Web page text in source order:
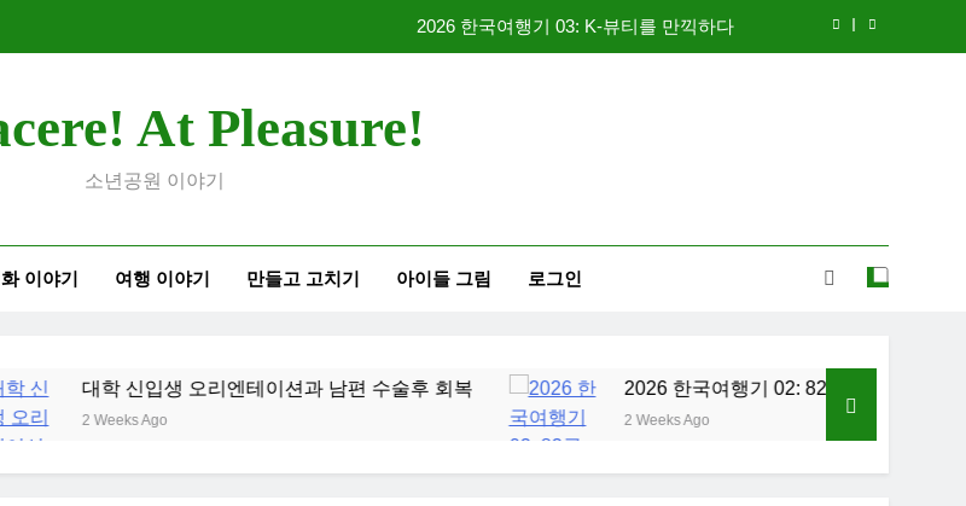
2026 한국여행기 03: K-뷰티를 만끽하다
2026 한국여행기 02: 82쿡 덕분에 만난 사람들
대학 신입생 오리엔테이션과 남편 수술후 회복
At Pleasure!
소년공원 이야기
이야기 여행 이야기 만들고 고치기 아이들 그림 로그인
입생 오리엔테이션과 남편 수술후 회복
Ago
2026 한국여행기 02: 82쿡 덕분에 만난 사람들
2 Weeks Ago